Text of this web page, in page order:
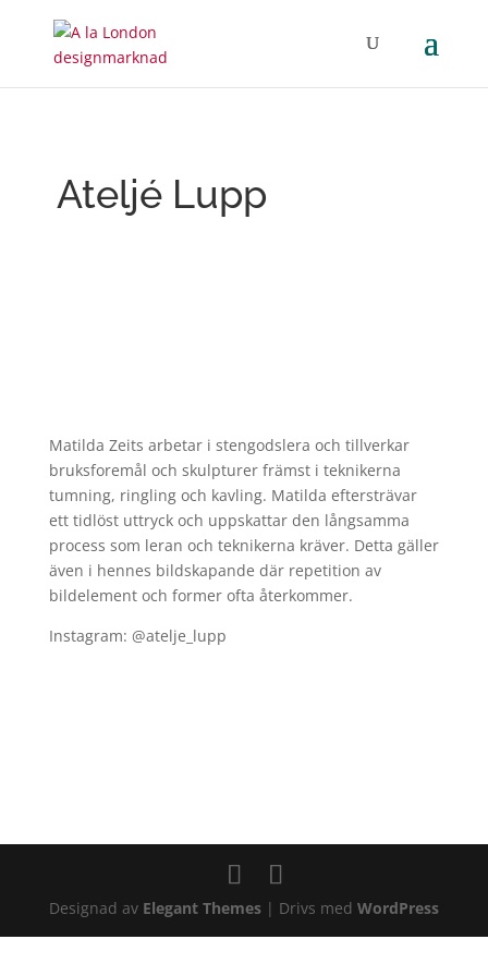
Ateljé Lupp
Matilda Zeits arbetar i stengodslera och tillverkar
bruksforemål och skulpturer främst i teknikerna
tumning, ringling och kavling. Matilda eftersträvar
ett tidlöst uttryck och uppskattar den långsamma
process som leran och teknikerna kräver. Detta gäller
även i hennes bildskapande där repetition av
bildelement och former ofta återkommer.
Instagram: @atelje_lupp
Designad av Elegant Themes| Drivs med WordPress